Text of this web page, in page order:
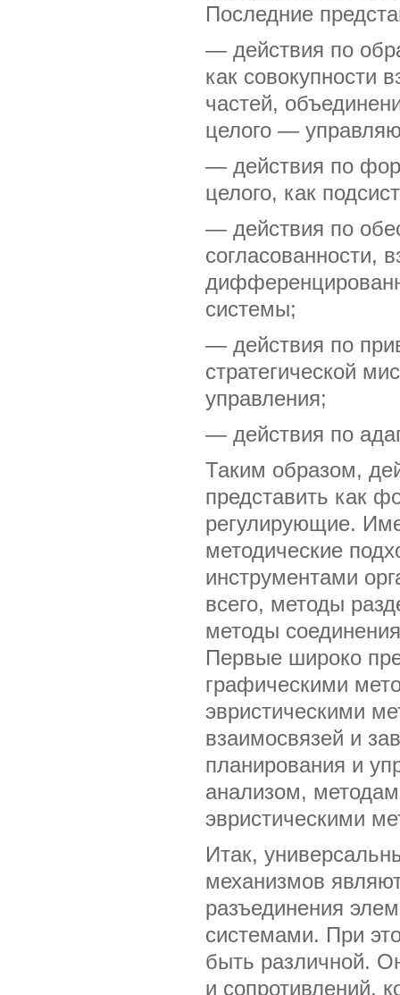
Последние
— действия по
как совокупности
частей,
целого —
— действия по
целого, как
— действия по
согласованности,
системы;
— действия по
стратегической
управления;
— действия по
Таким образом,
представить как
регулирующие.
методические
инструментами
всего, методы
методы
Первые широко
графическими
эвристическими
взаимосвязей и
планирования и
анализом,
эвристическими
Итак,
механизмов
разъединения
системами. При
быть различной.
и сопротивлений,